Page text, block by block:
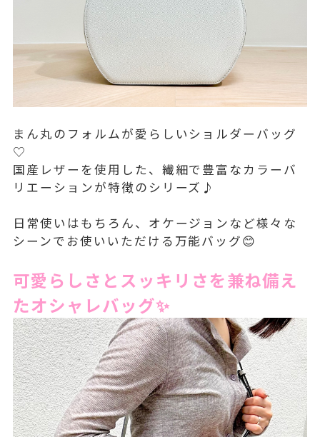
まん丸のフォルムが愛らしいショルダーバッグ
♡
国産レザーを使用した、繊細で豊富なカラーバ
リエーションが特徴のシリーズ♪
日常使いはもちろん、オケージョンなど様々な
シーンでお使いいただける万能バッグ😊
可愛らしさとスッキリさを兼ね備え
たオシャレバッグ✨